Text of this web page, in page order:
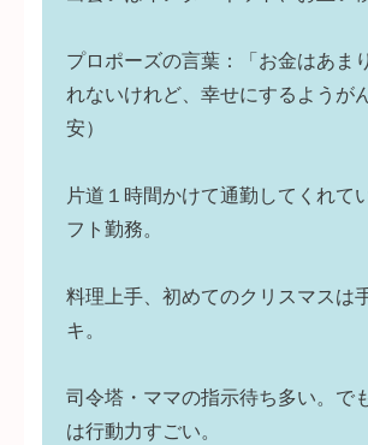
プロポーズの言葉：「お金はあま
れないけれど、幸せにするようが
安）
片道１時間かけて通勤してくれて
フト勤務。
料理上手、初めてのクリスマスは
キ。
司令塔・ママの指示待ち多い。で
は行動力すごい。